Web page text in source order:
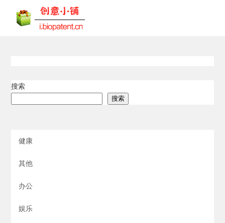
搜索
搜索
健康
其他
办公
娱乐